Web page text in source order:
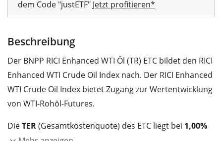
dem Code "justETF" Jetzt profitieren*
Beschreibung
Der BNPP RICI Enhanced WTI Öl (TR) ETC bildet den RICI
Enhanced WTI Crude Oil Index nach. Der RICI Enhanced
WTI Crude Oil Index bietet Zugang zur Wertentwicklung
von WTI-Rohöl-Futures.
DieTER(Gesamtkostenquote) des ETC liegt bei 1,00%